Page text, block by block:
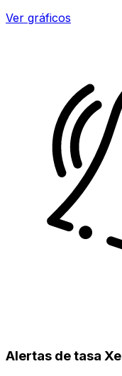
Ver gráficos
Alertas de tasa Xe